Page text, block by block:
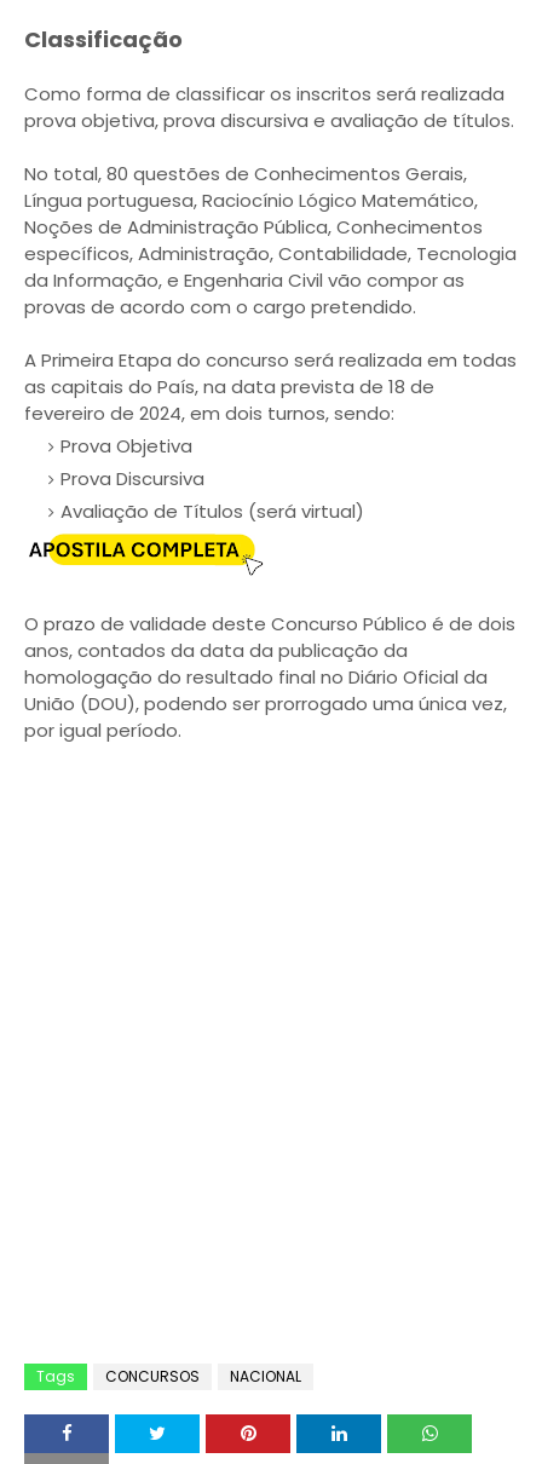
Classificação
Como forma de classificar os inscritos será realizada
prova objetiva, prova discursiva e avaliação de títulos.
No total, 80 questões de Conhecimentos Gerais,
Língua portuguesa, Raciocínio Lógico Matemático,
Noções de Administração Pública, Conhecimentos
específicos, Administração, Contabilidade, Tecnologia
da Informação, e Engenharia Civil vão compor as
provas de acordo com o cargo pretendido.
A Primeira Etapa do concurso será realizada em todas
as capitais do País, na data prevista de 18 de
fevereiro de 2024, em dois turnos, sendo:
Prova Objetiva
Prova Discursiva
Avaliação de Títulos (será virtual)
O prazo de validade deste Concurso Público é de dois
anos, contados da data da publicação da
homologação do resultado final no Diário Oficial da
União (DOU), podendo ser prorrogado uma única vez,
por igual período.
Tags CONCURSOS NACIONAL